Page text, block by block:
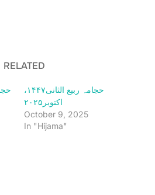
RELATED
حجامہ ربیع الثانی۱۴۴۷،
اکتوبر۲۰۲۵
October 9, 2025
In "Hijama"